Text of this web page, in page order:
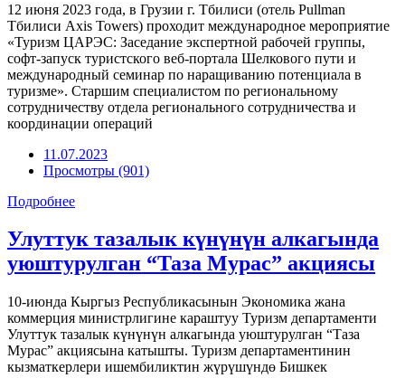
12 июня 2023 года, в Грузии г. Тбилиси (отель Pullman
Тбилиси Axis Towers) проходит международное мероприятие
«Туризм ЦАРЭС: Заседание экспертной рабочей группы,
софт-запуск туристского веб-портала Шелкового пути и
международный семинар по наращиванию потенциала в
туризме». Старшим специалистом по региональному
сотрудничеству отдела регионального сотрудничества и
координации операций
11.07.2023
Просмотры (901)
Подробнее
Улуттук тазалык күнүнүн алкагында
уюштурулган “Таза Мурас” акциясы
10-июнда Кыргыз Республикасынын Экономика жана
коммерция министрлигине караштуу Туризм департаменти
Улуттук тазалык күнүнүн алкагында уюштурулган “Таза
Мурас” акциясына катышты. Туризм департаментинин
кызматкерлери ишембиликтин жүрүшүндө Бишкек